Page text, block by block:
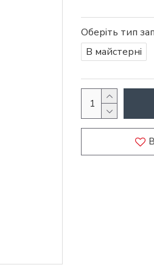
Оберіть тип
В майстерні